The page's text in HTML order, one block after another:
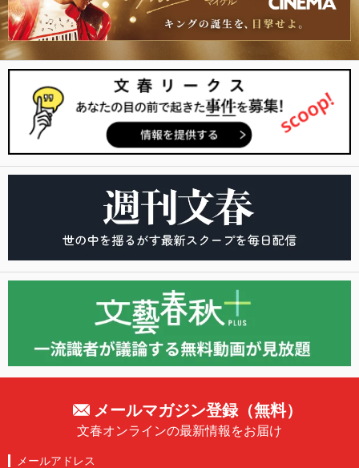
メールマガジン登録（無料）
文春オンラインの最新情報をお届け
メールアドレス